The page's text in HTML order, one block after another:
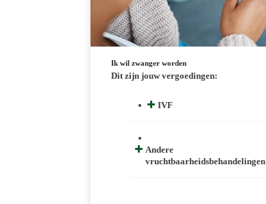
Ik wil zwanger worden
Dit zijn jouw vergoedingen:
IVF
Andere
vruchtbaarheidsbehandelingen